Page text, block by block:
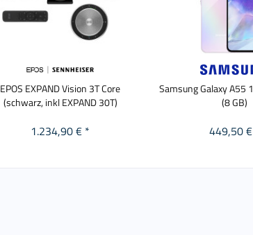
EPOS EXPAND Vision 3T Core
(schwarz, inkl EXPAND 30T)
1.234,90 € *
Samsung Galaxy A55
(8 GB)
449,50